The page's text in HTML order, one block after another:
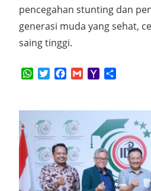
pencegahan stunting dan
generasi muda yang sehat,
saing tinggi.
WhatsApp
TwitterFacebook
GmailYahoo